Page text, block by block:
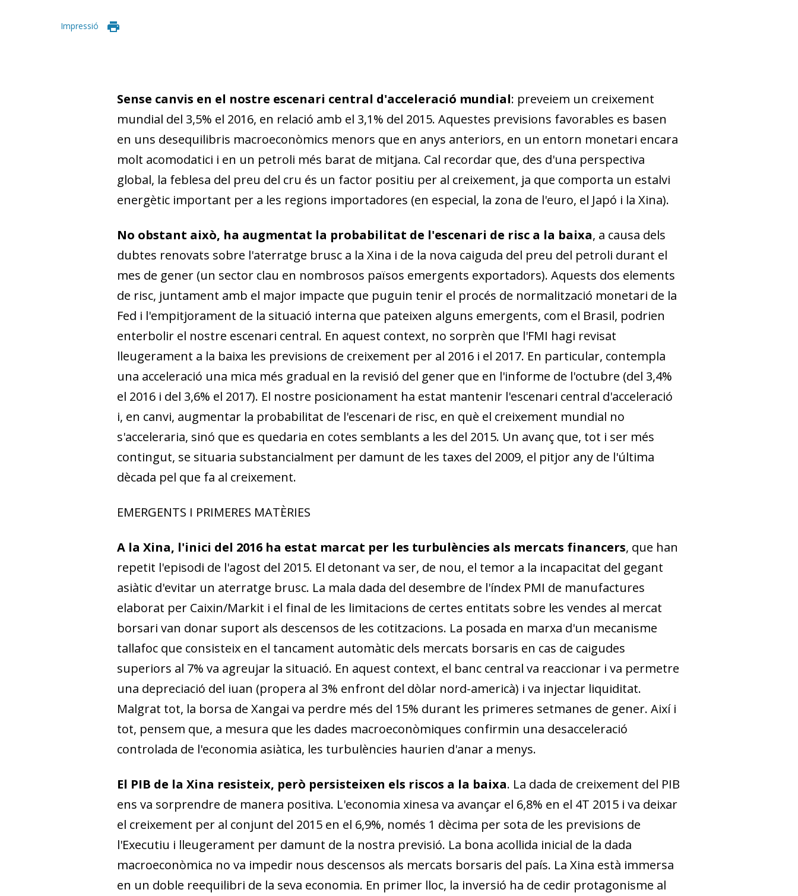
Impressió
Sense canvis en el nostre escenari central d'acceleració mundial: preveiem un creixement
mundial del 3,5% el 2016, en relació amb el 3,1% del 2015. Aquestes previsions favorables es basen
en uns desequilibris macroeconòmics menors que en anys anteriors, en un entorn monetari encara
molt acomodatici i en un petroli més barat de mitjana. Cal recordar que, des d'una perspectiva
global, la feblesa del preu del cru és un factor positiu per al creixement, ja que comporta un estalvi
energètic important per a les regions importadores (en especial, la zona de l'euro, el Japó i la Xina).
No obstant això, ha augmentat la probabilitat de l'escenari de risc a la baixa, a causa dels
dubtes renovats sobre l'aterratge brusc a la Xina i de la nova caiguda del preu del petroli durant el
mes de gener (un sector clau en nombrosos països emergents exportadors). Aquests dos elements
de risc, juntament amb el major impacte que puguin tenir el procés de normalització monetari de la
Fed i l'empitjorament de la situació interna que pateixen alguns emergents, com el Brasil, podrien
enterbolir el nostre escenari central. En aquest context, no sorprèn que l'FMI hagi revisat
lleugerament a la baixa les previsions de creixement per al 2016 i el 2017. En particular, contempla
una acceleració una mica més gradual en la revisió del gener que en l'informe de l'octubre (del 3,4%
el 2016 i del 3,6% el 2017). El nostre posicionament ha estat mantenir l'escenari central d'ac­­celeració
i, en canvi, augmentar la probabilitat de l'escenari de risc, en què el creixement mundial no
s'acceleraria, sinó que es quedaria en cotes semblants a les del 2015. Un avanç que, tot i ser més
contingut, se situaria substancialment per damunt de les taxes del 2009, el pitjor any de l'última
dècada pel que fa al creixement.
EMERGENTS I PRIMERES MATÈRIES
A la Xina, l'inici del 2016 ha estat marcat per les turbulències als mercats financers, que han
repetit l'episodi de l'agost del 2015. El detonant va ser, de nou, el temor a la incapacitat del ge­­gant
asiàtic d'evitar un aterratge brusc. La mala dada del de­­sembre de l'índex PMI de manufactures
elaborat per Caixin/Mar­­kit i el final de les limitacions de certes entitats sobre les ven­­des al mercat
borsari van donar suport als descensos de les co­­titzacions. La posada en marxa d'un mecanisme
tallafoc que consisteix en el tancament automàtic dels mercats borsaris en cas de caigudes
superiors al 7% va agreujar la situació. En aquest context, el banc central va reaccionar i va permetre
una depreciació del iuan (propera al 3% enfront del dòlar nord-americà) i va in­­jectar liquiditat.
Malgrat tot, la borsa de Xangai va perdre més del 15% durant les primeres setmanes de gener. Així i
tot, pensem que, a mesura que les dades macroeconòmiques confirmin una desacceleració
controlada de l'economia asiàtica, les turbulències haurien d'anar a menys.
El PIB de la Xina resisteix, però persisteixen els riscos a la bai­­xa. La dada de creixement del PIB
ens va sorprendre de manera positiva. L'economia xinesa va avançar el 6,8% en el 4T 2015 i va deixar
el creixement per al conjunt del 2015 en el 6,9%, només 1 dècima per sota de les previsions de
l'Executiu i lleugerament per damunt de la nostra previsió. La bona acollida inicial de la dada
macroeconòmica no va impedir nous descensos als mercats borsaris del país. La Xina està immersa
en un doble reequilibri de la seva economia. En primer lloc, la inversió ha de cedir protagonisme al